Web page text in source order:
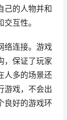
己的人物并和
互性。
络连接。游戏
，保证了玩家
人多的场景还
游戏，不会出
良好的游戏环